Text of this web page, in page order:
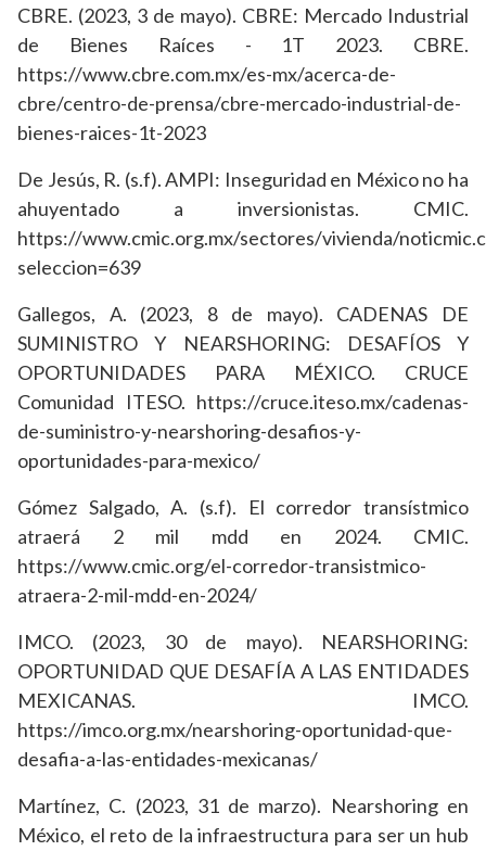
CBRE. (2023, 3 de mayo). CBRE: Mercado Industrial
de Bienes Raíces - 1T 2023. CBRE.
https://www.cbre.com.mx/es-mx/acerca-de-
cbre/centro-de-prensa/cbre-mercado-industrial-de-
bienes-raices-1t-2023
De Jesús, R. (s.f). AMPI: Inseguridad en México no ha
ahuyentado a inversionistas. CMIC.
https://www.cmic.org.mx/sectores/vivienda/
seleccion=639
Gallegos, A. (2023, 8 de mayo). CADENAS DE
SUMINISTRO Y NEARSHORING: DESAFÍOS Y
OPORTUNIDADES PARA MÉXICO. CRUCE
Comunidad ITESO. https://cruce.iteso.mx/cadenas-
de-suministro-y-nearshoring-desafios-y-
oportunidades-para-mexico/
Gómez Salgado, A. (s.f). El corredor transístmico
atraerá 2 mil mdd en 2024. CMIC.
https://www.cmic.org/el-corredor-transistmico-
atraera-2-mil-mdd-en-2024/
IMCO. (2023, 30 de mayo). NEARSHORING:
OPORTUNIDAD QUE DESAFÍA A LAS ENTIDADES
MEXICANAS. IMCO.
https://imco.org.mx/nearshoring-oportunidad-que-
desafia-a-las-entidades-mexicanas/
Martínez, C. (2023, 31 de marzo). Nearshoring en
México, el reto de la infraestructura para ser un hub